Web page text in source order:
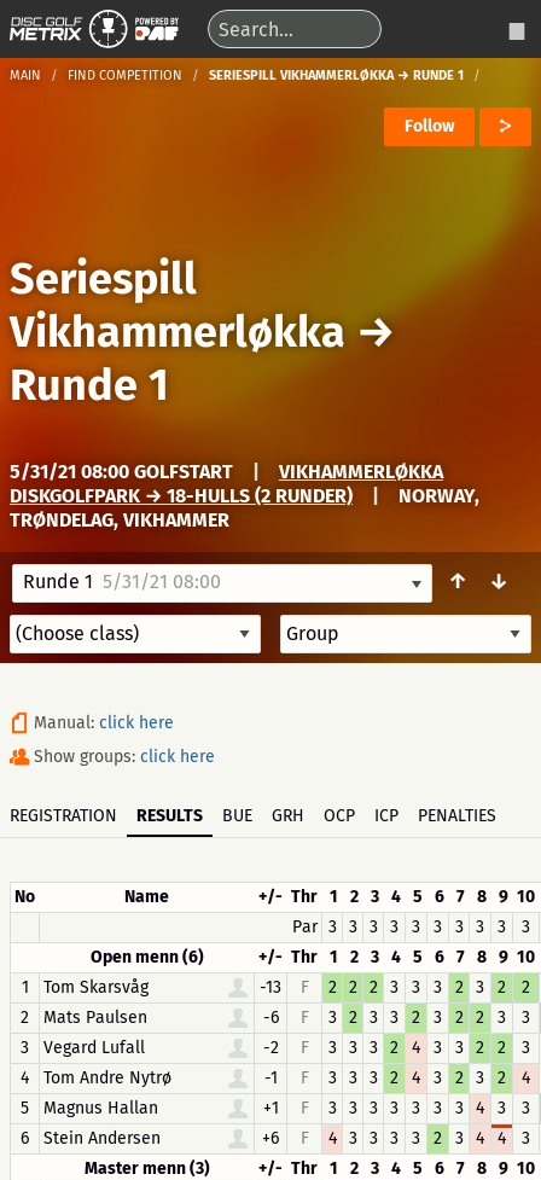
MAIN FIND COMPETITION SERIESPILL VIKHAMMERLØKKA → RUNDE 1
Follow
Seriespill
Vikhammerløkka→
Runde 1
5/31/21 08:00 GOLFSTART
VIKHAMMERLØKKA
DISKGOLFPARK → 18-HULLS (2 RUNDER)
NORWAY,
TRØNDELAG, VIKHAMMER
Runde 1 5/31/21 08:00 ↑ ↓
Manual: click here
Show groups: click here
REGISTRATION RESULTS BUE GRH OCP ICP PENALTIES
No Name +/- Thr 1 2 3 4 5 6 7 8 9 10
Par 3 3 3 3 3 3 3 3 3
3
Open menn (6)
+/- Thr 1 2 3 4 5 6 7 8 9 10
1
Tom Skarsvåg -13 F 2 2 2 3 3 3 2 3 2
2
2
Mats Paulsen -6 F 3 2 3 3 2 3 2 2 3
3
3
Vegard Lufall -2 F 3 3 3 2 4 3 3 2 2
3
4
Tom Andre Nytrø -1 F 3 3 3 2 4 3 2 3 2
4
5
Magnus Hallan +1 F 3 3 3 3 3 3 3 4 3
3
6
Stein Andersen +6 F 4 3 3 3 3 2 3 4 4
3
Master menn (3)
+/- Thr 1 2 3 4 5 6 7 8 9 10